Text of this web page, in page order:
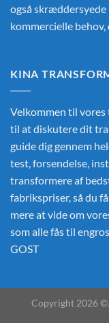
også
kommercielle
KINA
Velkommen til
til at diskutere dit
guide dig gennem
test, forsendelse,
transformere af
fabrikspriser, så du
mere at vide om
som alle fås til
GOST
Copyright 2026 ©.